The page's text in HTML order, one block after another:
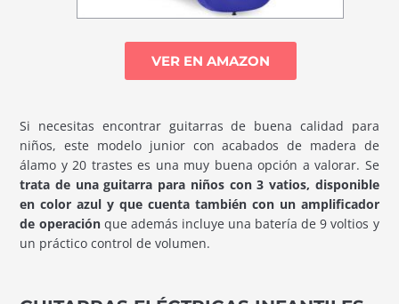
VER EN AMAZON
Si necesitas encontrar guitarras de buena calidad para
niños, este modelo junior con acabados de madera de
álamo y 20 trastes es una muy buena opción a valorar. Se
trata de una guitarra para niños con 3 vatios, disponible
en color azul y que cuenta también con un amplificador
de operación que además incluye una batería de 9 voltios y
un práctico control de volumen.